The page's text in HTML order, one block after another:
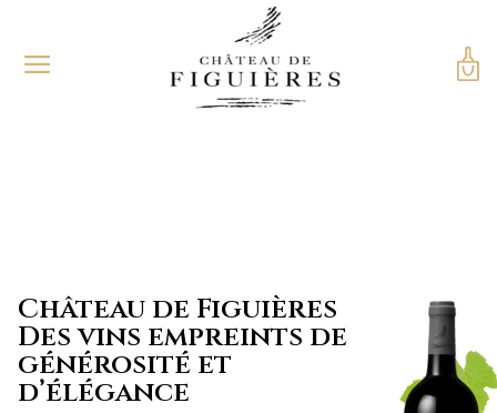
Château de Figuières
Des vins empreints de
générosité et
d’élégance